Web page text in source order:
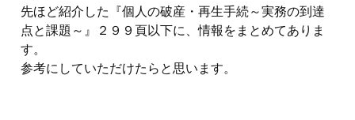
先ほど紹介した『個人の破産・再生手続～実務の到達
点と課題～』２９９頁以下に、情報をまとめてありま
す。
参考にしていただけたらと思います。